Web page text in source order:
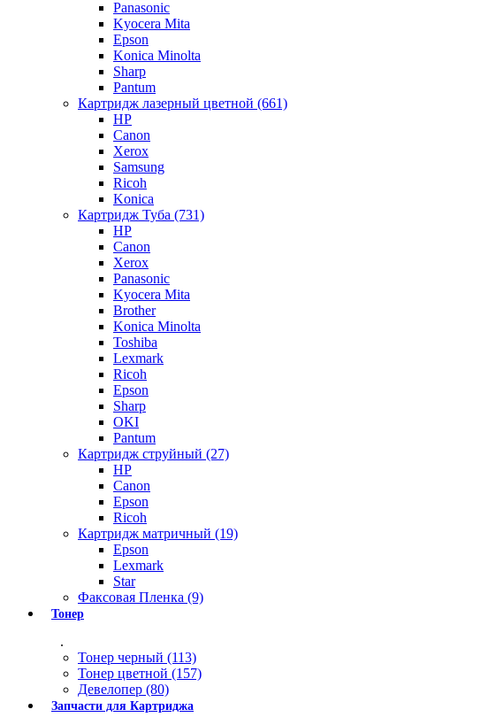
Panasonic
Kyocera Mita
Epson
Konica Minolta
Sharp
Pantum
Картридж лазерный цветной (661)
HP
Canon
Xerox
Samsung
Ricoh
Konica
Картридж Туба (731)
HP
Canon
Xerox
Panasonic
Kyocera Mita
Brother
Konica Minolta
Toshiba
Lexmark
Ricoh
Epson
Sharp
OKI
Pantum
Картридж струйный (27)
HP
Canon
Epson
Ricoh
Картридж матричный (19)
Epson
Lexmark
Star
Факсовая Пленка (9)
Тонер
.
Тонер черный (113)
Тонер цветной (157)
Девелопер (80)
Запчасти для Картриджа